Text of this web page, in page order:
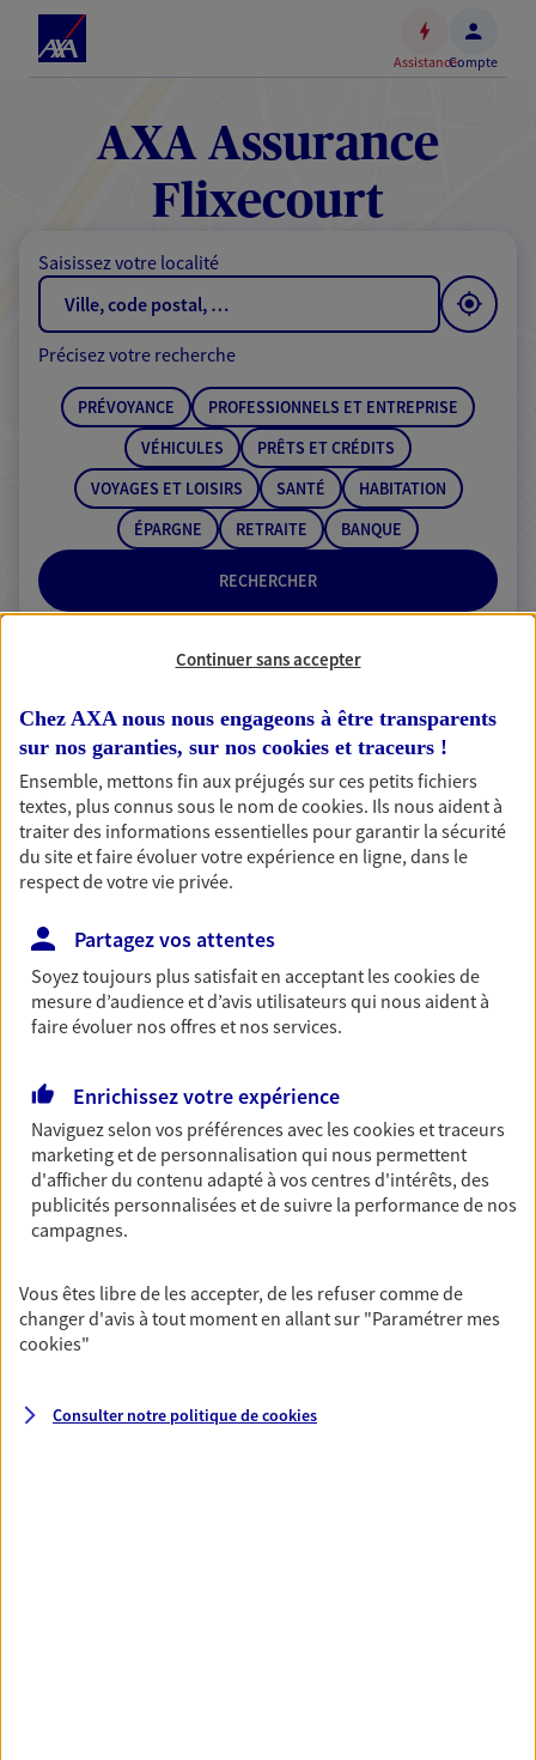
Accéder
contenu
principal
Accéder
au
de
AssistanceCompte
AXA Assurance
Flixecourt
Saisissez votre localité
RECHERCHER
Précisez votre recherche
PRÉVOYANCE
PROFESSIONNELS ET ENTREPRISE
VÉHICULES
PRÊTS ET CRÉDITS
VOYAGES ET LOISIRS
SANTÉ
HABITATION
ÉPARGNE
RETRAITE BANQUE
2 résultats correspondent à votre
recherche
Passer les
résultats
Liste Carte
Xavier Theron
Mandataire d'Assurance AXA Epargne et
Protection
80420 Flixecourt
06 62 20 48 82
NOUS CONTACTER
VOIR NOTRE SITE WEB
Agent Général d'assurance exclusif AXA
Continuer sans accepter
Chez AXA nous nous engageons à être transparents
sur nos garanties, sur nos cookies et traceurs !
Ensemble, mettons fin aux préjugés sur ces petits fichiers
textes, plus connus sous le nom decookies. Ils nous aident à
traiter des informations essentielles pour garantir la sécurité
du site et faire évoluer votre expérience en ligne, dans le
respect de votre vie privée.
Partagez vos attentes
Soyez toujours plus satisfait en acceptant lescookiesde
mesure d’audience et d’avis utilisateurs qui nous aident à
faire évoluer nos offres et nos services.
Enrichissez votre expérience
Naviguez selon vos préférences avec lescookies et traceurs
marketing et de personnalisation qui nous permettent
d'afficher du contenu adapté à vos centres d'intérêts, des
publicités personnalisées et de suivre la performance de nos
campagnes.
Vous êtes libre de les accepter, de les refuser comme de
changer d'avis à tout moment en allant sur "Paramétrer mes
cookies"
Consulter notre politique decookies